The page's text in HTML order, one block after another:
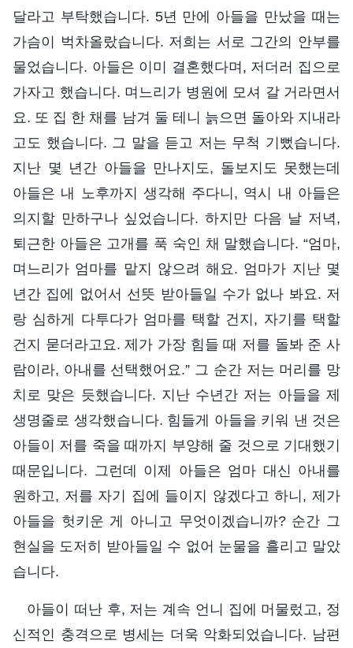
달라고 부탁했습니다. 5년 만에 아들을 만났을 때는
가슴이 벅차올랐습니다. 저희는 서로 그간의 안부를
물었습니다. 아들은 이미 결혼했다며, 저더러 집으로
가자고 했습니다. 며느리가 병원에 모셔 갈 거라면서
요. 또 집 한 채를 남겨 둘 테니 늙으면 돌아와 지내라
고도 했습니다. 그 말을 듣고 저는 무척 기뻤습니다.
지난 몇 년간 아들을 만나지도, 돌보지도 못했는데
아들은 내 노후까지 생각해 주다니, 역시 내 아들은
의지할 만하구나 싶었습니다. 하지만 다음 날 저녁,
퇴근한 아들은 고개를 푹 숙인 채 말했습니다. “엄마,
며느리가 엄마를 맡지 않으려 해요. 엄마가 지난 몇
년간 집에 없어서 선뜻 받아들일 수가 없나 봐요. 저
랑 심하게 다투다가 엄마를 택할 건지, 자기를 택할
건지 묻더라고요. 제가 가장 힘들 때 저를 돌봐 준 사
람이라, 아내를 선택했어요.” 그 순간 저는 머리를 망
치로 맞은 듯했습니다. 지난 수년간 저는 아들을 제
생명줄로 생각했습니다. 힘들게 아들을 키워 낸 것은
아들이 저를 죽을 때까지 부양해 줄 것으로 기대했기
때문입니다. 그런데 이제 아들은 엄마 대신 아내를
원하고, 저를 자기 집에 들이지 않겠다고 하니, 제가
아들을 헛키운 게 아니고 무엇이겠습니까? 순간 그
현실을 도저히 받아들일 수 없어 눈물을 흘리고 말았
습니다.
아들이 떠난 후, 저는 계속 언니 집에 머물렀고, 정
신적인 충격으로 병세는 더욱 악화되었습니다. 남편